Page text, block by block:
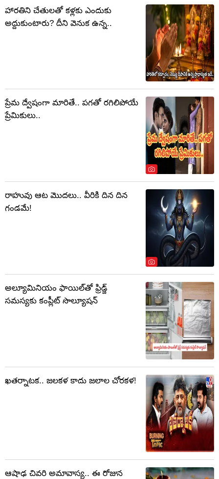
హారతిని చేతులతో కళ్లకు ఎందుకు
అద్దుకుంటారు? దీని వెనుక ఉన్న..
ప్రేమ ద్వేషంగా మారితే.. పగతో రగిలిపోయే
ప్రేమికులు..
రాహువు ఆట మొదలు.. వీరికి దిన దిన
గండమే!
అల్యూమినియం ఫాయిల్‌తో ఫ్రిడ్జ్
సమస్యకు కంప్లీట్ సొల్యూషన్
ఖతర్నాటక.. జలకళ కాదు జలాల చోరకళ!
ఆషాఢ చివరి అమావాస్య.. ఈ రోజున